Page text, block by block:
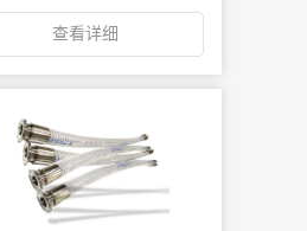
...
查看详细